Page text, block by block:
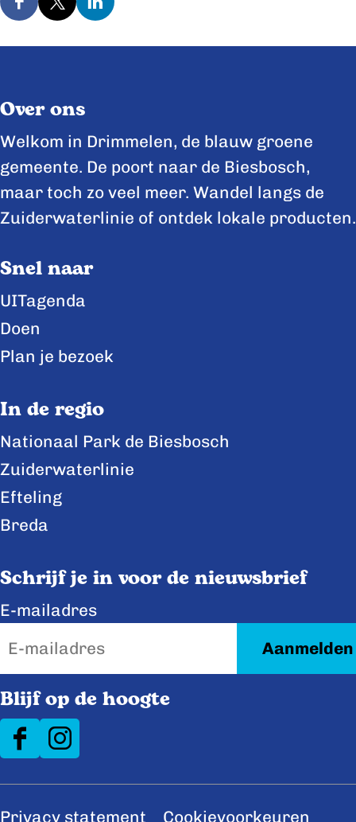
D
d
e
z
e
p
g
i
o
F
a
c
e
b
o
D
d
e
z
e
p
g
i
a
o
X
D
e
z
e
p
o
L
i
n
I
Over ons
Welkom in Drimmelen, de blauw groene
gemeente. De poort naar de Biesbosch,
maar toch zo veel meer. Wandel langs de
Zuiderwaterlinie of ontdek lokale producten.
Snel naar
UITagenda
Doen
Plan je bezoek
In de regio
Nationaal Park de Biesbosch
Zuiderwaterlinie
Efteling
Breda
Schrijf je in voor de nieuwsbrief
E-mailadres
Blijf op de hoogte
F
I
Privacy statement Cookievoorkeuren